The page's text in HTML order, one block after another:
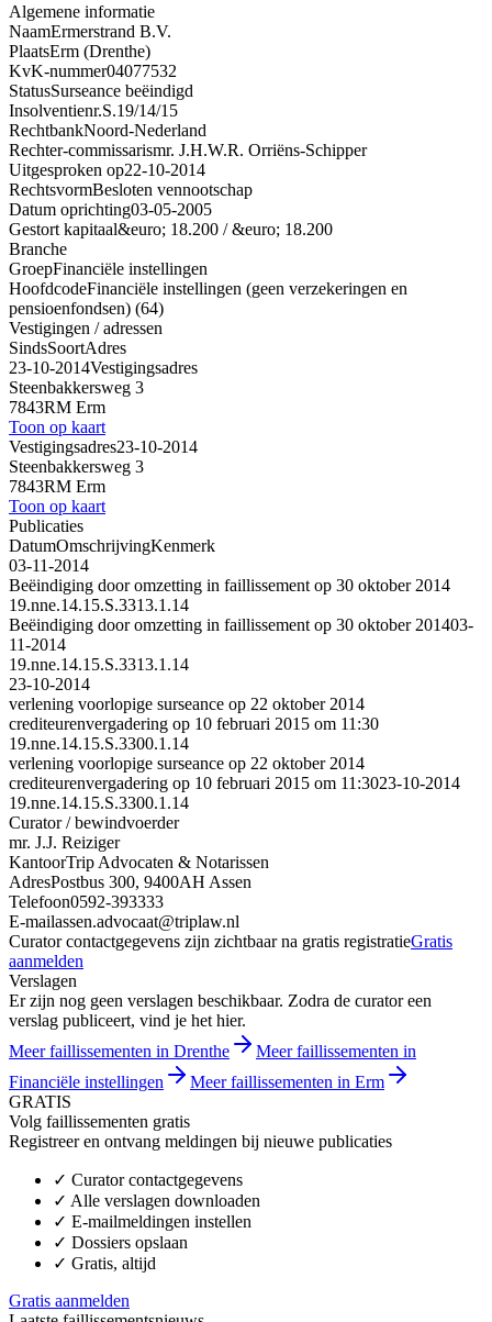
Algemene informatie
NaamErmerstrand B.V.
PlaatsErm (Drenthe)
KvK-nummer04077532
StatusSurseance beëindigd
Insolventienr.S.19/14/15
RechtbankNoord-Nederland
Rechter-commissarismr. J.H.W.R. Orriëns-Schipper
Uitgesproken op22-10-2014
RechtsvormBesloten vennootschap
Datum oprichting03-05-2005
Gestort kapitaal&euro; 18.200 / &euro; 18.200
Branche
GroepFinanciële instellingen
HoofdcodeFinanciële instellingen (geen verzekeringen en
pensioenfondsen) (64)
Vestigingen / adressen
SindsSoortAdres
23-10-2014Vestigingsadres
Steenbakkersweg 3
7843RM Erm
Toon op kaart
Vestigingsadres23-10-2014
Steenbakkersweg 3
7843RM Erm
Toon op kaart
Publicaties
DatumOmschrijvingKenmerk
03-11-2014
Beëindiging door omzetting in faillissement op 30 oktober 2014
19.nne.14.15.S.3313.1.14
Beëindiging door omzetting in faillissement op 30 oktober 201403-
11-2014
19.nne.14.15.S.3313.1.14
23-10-2014
verlening voorlopige surseance op 22 oktober 2014
crediteurenvergadering op 10 februari 2015 om 11:30
19.nne.14.15.S.3300.1.14
verlening voorlopige surseance op 22 oktober 2014
crediteurenvergadering op 10 februari 2015 om 11:3023-10-2014
19.nne.14.15.S.3300.1.14
Curator / bewindvoerder
mr. J.J. Reiziger
KantoorTrip Advocaten & Notarissen
AdresPostbus 300, 9400AH Assen
Telefoon0592-393333
E-mailassen.advocaat@triplaw.nl
Curator contactgegevens zijn zichtbaar na gratis registratieGratis
aanmelden
Verslagen
Er zijn nog geen verslagen beschikbaar. Zodra de curator een
verslag publiceert, vind je het hier.
Meer faillissementen in Drenthe
Meer faillissementen in
Financiële instellingen
Meer faillissementen in Erm
GRATIS
Volg faillissementen gratis
Registreer en ontvang meldingen bij nieuwe publicaties
✓ Curator contactgegevens
✓ Alle verslagen downloaden
✓ E-mailmeldingen instellen
✓ Dossiers opslaan
✓ Gratis, altijd
Gratis aanmelden